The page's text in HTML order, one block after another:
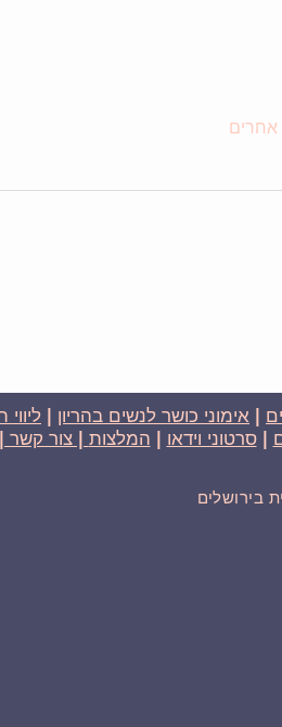
אימוני כושר לנשים בהריון ליווי
|סרטוני וידאו המלצות | צור
בירושלים